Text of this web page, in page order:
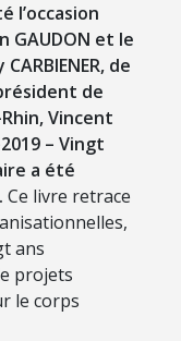
l’occasion
GAUDON et le
de
de
Vincent
2019 – Vingt
a été
Ce livre retrace
ans
projets
le corps